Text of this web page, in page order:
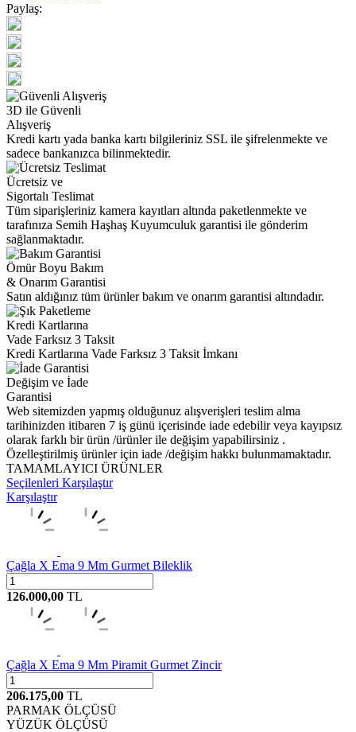
Paylaş:
3D ile Güvenli
Alışveriş
Kredi kartı yada banka kartı bilgileriniz SSL ile şifrelenmekte ve
sadece bankanızca bilinmektedir.
Ücretsiz ve
Sigortalı Teslimat
Tüm siparişleriniz kamera kayıtları altında paketlenmekte ve
tarafınıza Semih Haşhaş Kuyumculuk garantisi ile gönderim
sağlanmaktadır.
Ömür Boyu Bakım
& Onarım Garantisi
Satın aldığınız tüm ürünler bakım ve onarım garantisi altındadır.
Kredi Kartlarına
Vade Farksız 3 Taksit
Kredi Kartlarına Vade Farksız 3 Taksit İmkanı
Değişim ve İade
Garantisi
Web sitemizden yapmış olduğunuz alışverişleri teslim alma
tarihinizden itibaren 7 iş günü içerisinde iade edebilir veya kayıpsız
olarak farklı bir ürün /ürünler ile değişim yapabilirsiniz .
Özelleştirilmiş ürünler için iade /değişim hakkı bulunmamaktadır.
TAMAMLAYICI ÜRÜNLER
Seçilenleri Karşılaştır
Karşılaştır
Çağla X Ema 9 Mm Gurmet Bileklik
126.000,00 TL
Çağla X Ema 9 Mm Piramit Gurmet Zincir
206.175,00 TL
PARMAK ÖLÇÜSÜ
YÜZÜK ÖLÇÜSÜ